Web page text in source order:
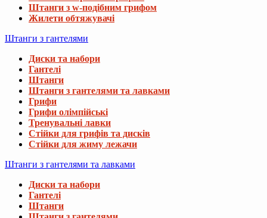
Штанги з w-подібним грифом
Жилети обтяжувачі
Штанги з гантелями
Диски та набори
Гантелі
Штанги
Штанги з гантелями та лавками
Грифи
Грифи олімпійські
Тренувальні лавки
Стійки для грифів та дисків
Стійки для жиму лежачи
Штанги з гантелями та лавками
Диски та набори
Гантелі
Штанги